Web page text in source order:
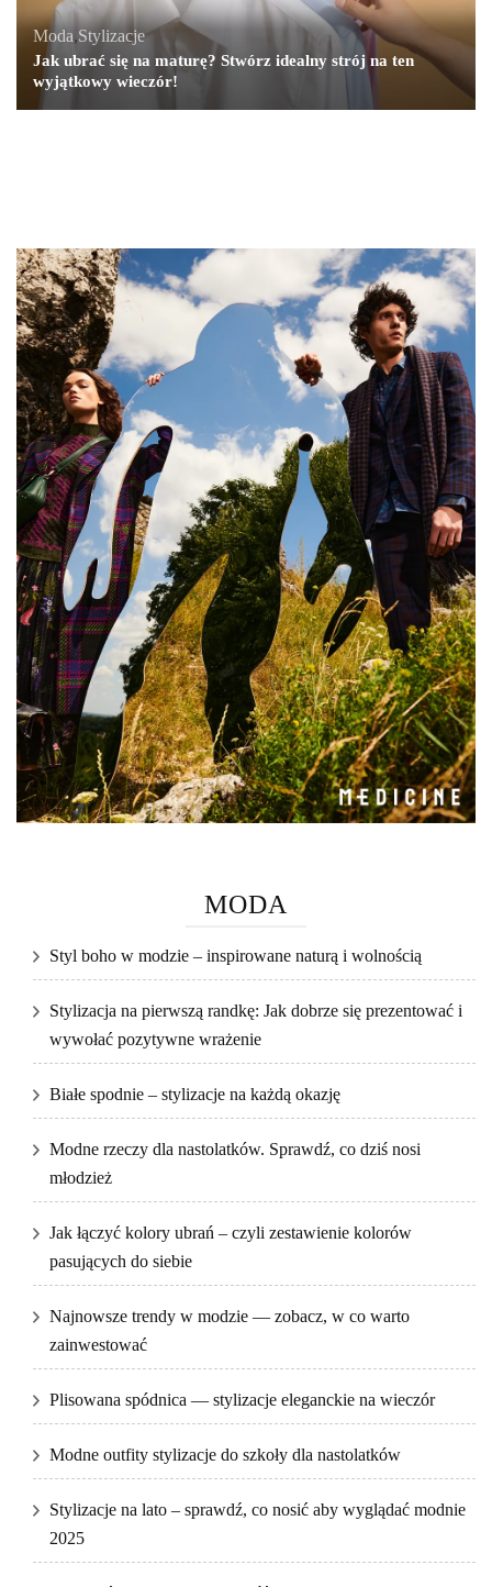
Moda,Stylizacje
Jak ubrać się na maturę? Stwórz idealny strój na ten
wyjątkowy wieczór!
MODA
Styl boho w modzie – inspirowane naturą i wolnością
Stylizacja na pierwszą randkę: Jak dobrze się prezentować i
wywołać pozytywne wrażenie
Białe spodnie – stylizacje na każdą okazję
Modne rzeczy dla nastolatków. Sprawdź, co dziś nosi
młodzież
Jak łączyć kolory ubrań – czyli zestawienie kolorów
pasujących do siebie
Najnowsze trendy w modzie — zobacz, w co warto
zainwestować
Plisowana spódnica — stylizacje eleganckie na wieczór
Modne outfity stylizacje do szkoły dla nastolatków
Stylizacje na lato – sprawdź, co nosić aby wyglądać modnie
2025